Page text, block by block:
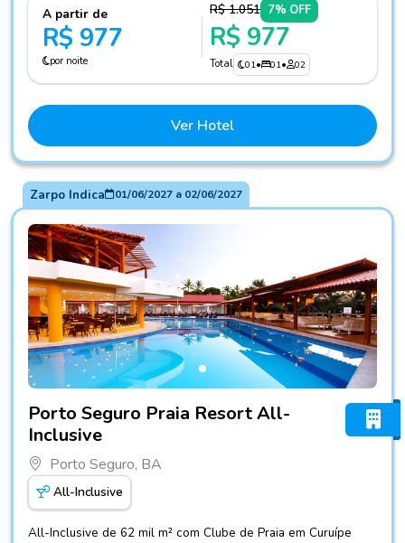
A partir de
R$ 977
por noite
R$ 1.051 7% OFF
R$ 977
Total 01• 01• 02
Ver Hotel
Zarpo Indica 01/06/2027a 02/06/2027
Fotos do hotel Porto Seguro Praia Resort All-Inclusive
Porto Seguro Praia Resort All-
Inclusive
Porto Seguro, BA
All-Inclusive
All-Inclusive de 62 mil m² com Clube de Praia em Curuípe